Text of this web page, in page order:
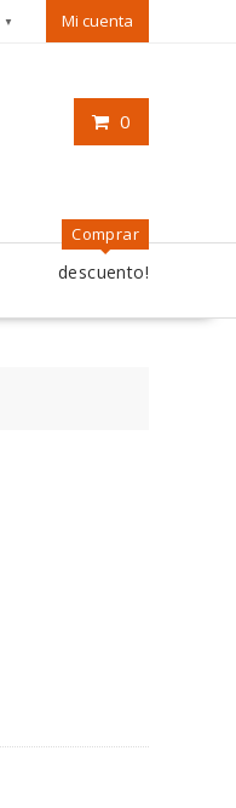
▼ Mi cuenta
0
Comprar
descuento!